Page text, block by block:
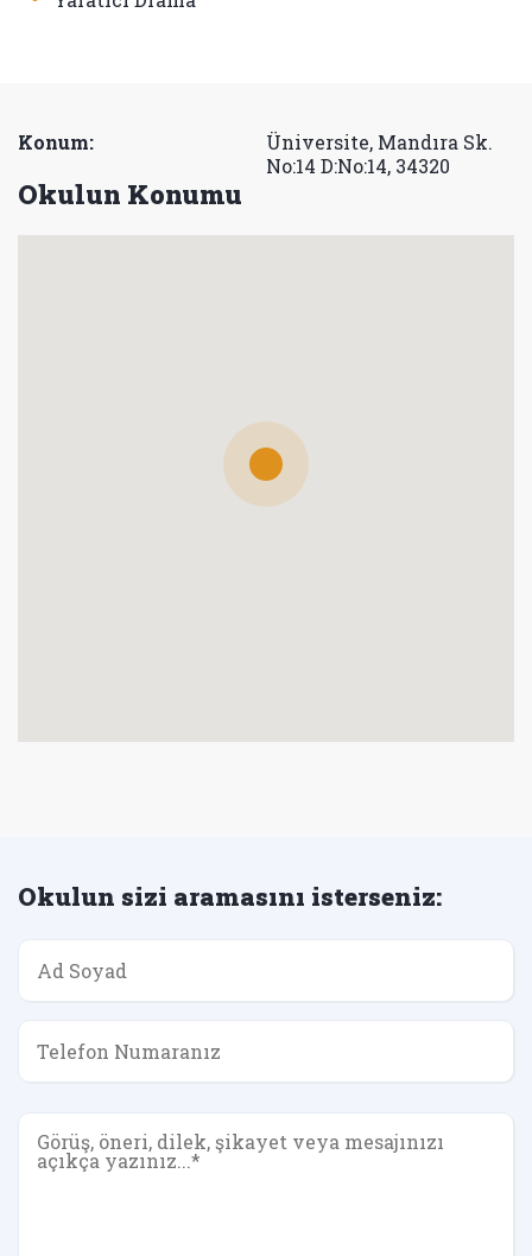
Konum:
Üniversite, Mandıra Sk.
No:14 D:No:14, 34320
Okulun Konumu
Okulun sizi aramasını isterseniz: